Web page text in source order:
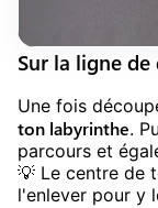
Sur la ligne de
Une fois
ton labyrinthe.
parcours et
💡 Le centre de
l'enlever pour y